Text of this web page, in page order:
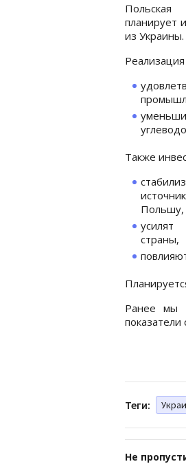
планирует
из
Также
Польшу,
усилят
страны,
Ранее мы
показатели
Теги:
Не